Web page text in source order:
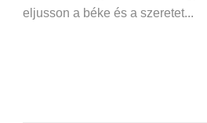
eljusson a béke és a szeretet...